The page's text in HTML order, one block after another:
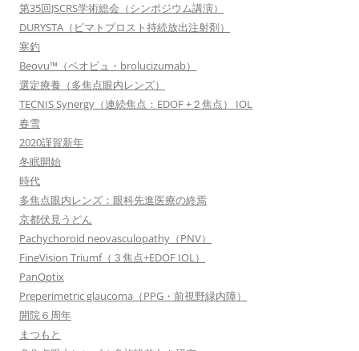
第35回JSCRS学術総会（シンポジウム講演）
DURYSTA（ビマトプロスト持続放出注射剤）
寒釣
Beovu™（ベオビュ・brolucizumab）
選定療養（多焦点眼内レンズ）
TECNIS Synergy（連続焦点：EDOF +２焦点） IOL
春雪
2020謹賀新年
冬眠開始
時代
多焦点眼内レンズ：眼科先進医療の終焉
京都伏見うどん
Pachychoroid neovasculopathy（PNV）
FineVision Triumf（３焦点+EDOF IOL）
PanOptix
Preperimetric glaucoma（PPG・前視野緑内障）
開院６周年
まつもと